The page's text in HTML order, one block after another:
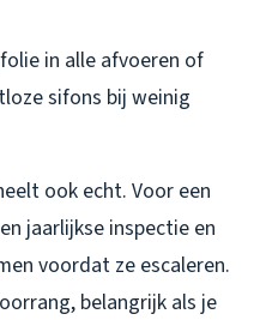
in alle afvoeren of
sifons bij weinig
ook echt. Voor een
jaarlijkse inspectie en
voordat ze escaleren.
belangrijk als je